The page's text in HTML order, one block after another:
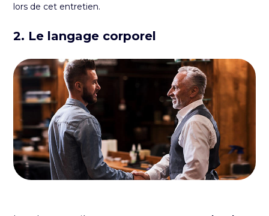
lors de cet entretien.
2. Le langage corporel